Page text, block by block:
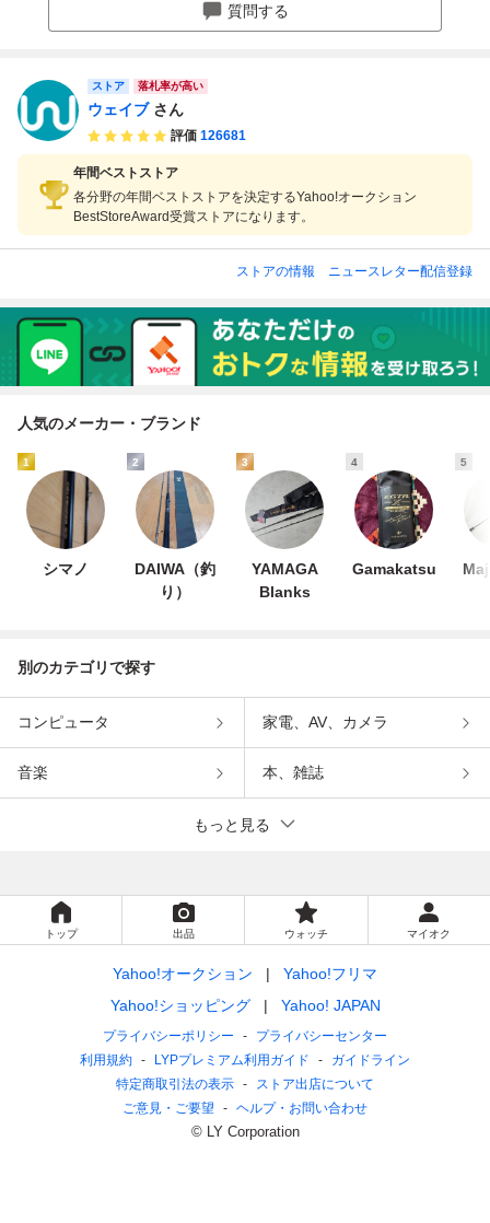
質問する
ストア 落札率が高い
ウェイブ さん
評価 126681
年間ベストストア
各分野の年間ベストストアを決定するYahoo!オークション
BestStoreAward受賞ストアになります。
ストアの情報 ニュースレター配信登録
人気のメーカー・ブランド
1
シマノ
2
DAIWA（釣
り）
3
YAMAGA
Blanks
4
Gamakatsu
5
別のカテゴリで探す
コンピュータ 家電、AV、カメラ
音楽 本、雑誌
もっと見る
トップ 出品 ウォッチ マイオク
Yahoo!オークション
Yahoo!フリマ
Yahoo!ショッピング
Yahoo! JAPAN
プライバシーポリシー
プライバシーセンター
利用規約
LYPプレミアム利用ガイド
ガイドライン
特定商取引法の表示
ストア出店について
ご意見・ご要望
ヘルプ・お問い合わせ
© LY Corporation